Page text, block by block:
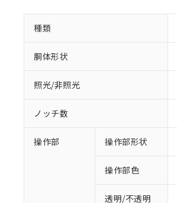
種類
胴体形状
照光/非照光
ノッチ数
操作部 操作部形状
操作部色
透明/不透明